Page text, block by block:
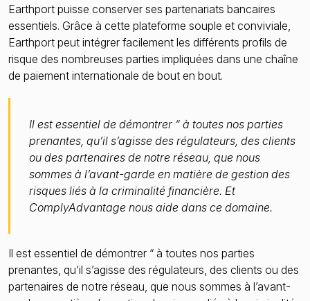
Earthport puisse conserver ses partenariats bancaires
essentiels. Grâce à cette plateforme souple et conviviale,
Earthport peut intégrer facilement les différents profils de
risque des nombreuses parties impliquées dans une chaîne
de paiement internationale de bout en bout.
Il est essentiel de démontrer “ à toutes nos parties
prenantes, qu’il s’agisse des régulateurs, des clients
ou des partenaires de notre réseau, que nous
sommes à l’avant-garde en matière de gestion des
risques liés à la criminalité financière. Et
ComplyAdvantage nous aide dans ce domaine.
Il est essentiel de démontrer “ à toutes nos parties
prenantes, qu’il s’agisse des régulateurs, des clients ou des
partenaires de notre réseau, que nous sommes à l’avant-